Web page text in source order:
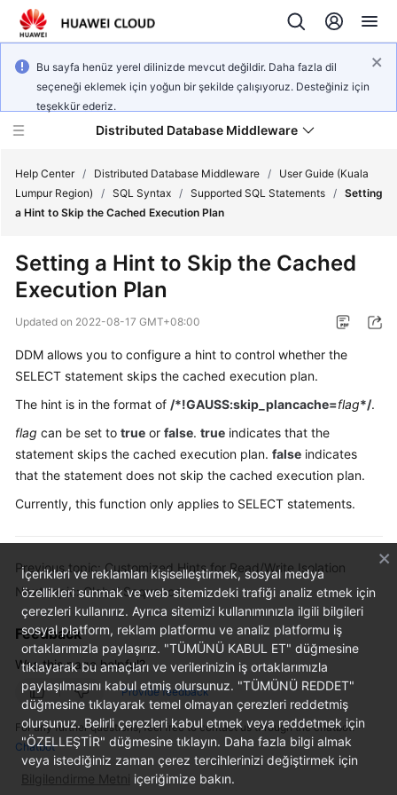
Bu sayfa henüz yerel dilinizde mevcut değildir. Daha fazla dil
seçeneği eklemek için yoğun bir şekilde çalışıyoruz. Desteğiniz için
teşekkür ederiz.
Distributed Database Middleware
Product
Service
Overview
Billing
Getting
Started
User
API
Reference
SDK
Reference
Best
Practices
Performance
White
Help Center / Distributed Database Middleware /
User Guide (Kuala
Lumpur Region)
/ SQL Syntax / Supported SQL Statements / Setting
a Hint to Skip the Cached Execution Plan
Setting a Hint to Skip the Cached
Execution Plan
Updated on 2022-08-17 GMT+08:00
DDM allows you to configure a hint to control whether the
SELECT statement skips the cached execution plan.
The hint is in the format of /*!GAUSS:skip_plancache=flag*/.
flag can be set to true or false. true indicates that the
statement skips the cached execution plan. false indicates
that the statement does not skip the cached execution plan.
Currently, this function only applies to SELECT statements.
Previous topic: Customized Hints for Read/Write Isolation
Next topic: Global Sequence
Feedback
Was this page helpful?
Provide feedback
For any further questions, feel free to contact us through the chatbot.
Chatbot
İçerikleri ve reklamları kişiselleştirmek, sosyal medya
özellikleri sunmak ve web sitemizdeki trafiği analiz etmek için
çerezleri kullanırız. Ayrıca sitemizi kullanımınızla ilgili bilgileri
sosyal platform, reklam platformu ve analiz platformu iş
ortaklarımızla paylaşırız. "TÜMÜNÜ KABUL ET" düğmesine
tıklayarak bu amaçları ve verilerinizin iş ortaklarımızla
paylaşılmasını kabul etmiş olursunuz. "TÜMÜNÜ REDDET"
düğmesine tıklayarak temel olmayan çerezleri reddetmiş
olursunuz. Belirli çerezleri kabul etmek veya reddetmek için
"ÖZELLEŞTİR" düğmesine tıklayın. Daha fazla bilgi almak
veya istediğiniz zaman çerez tercihlerinizi değiştirmek için
Bilgilendirme Metni içeriğimize bakın.